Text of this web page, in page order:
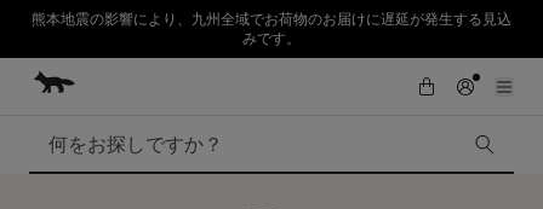
熊本地震の影響により、九州全域でお荷物のお届けに遅延が発生する見込
みです。
SUMMER SALE : 2026年春夏コレクションの人気アイテムが、さらにお買
い求めやすくなりました。対象アイテムが最大50%OFF。
コンテンツにスキップ
Skip to Footer
検索